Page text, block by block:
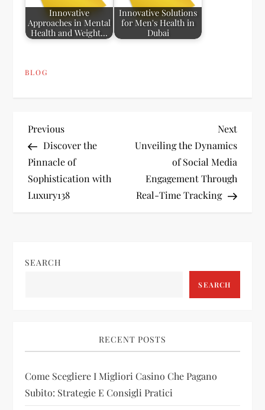
Innovative
Approaches in Mental
Health and Weight…
Innovative Solutions
for Men's Health in
Dubai
BLOG
P
o
s
a
g
a
Previous
Post
Previous
Discover the
Pinnacle of
Sophistication with
Luxury138
Next
Post
Next
Unveiling the Dynamics
of Social Media
Engagement Through
Real-Time Tracking
SEARCH
SEARCH
RECENT POSTS
Come Scegliere I Migliori Casino Che Pagano
Subito: Strategie E Consigli Pratici